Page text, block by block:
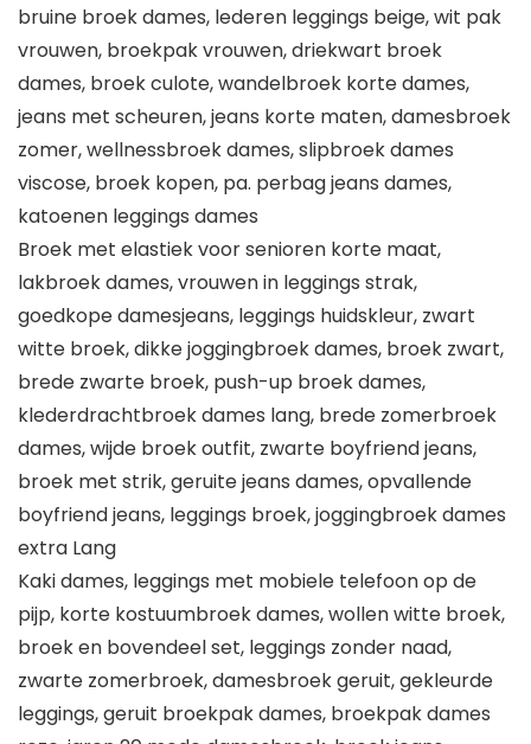
bruine broek dames, lederen leggings beige, wit pak
vrouwen, broekpak vrouwen, driekwart broek
dames, broek culote, wandelbroek korte dames,
jeans met scheuren, jeans korte maten, damesbroek
zomer, wellnessbroek dames, slipbroek dames
viscose, broek kopen, pa. perbag jeans dames,
katoenen leggings dames
Broek met elastiek voor senioren korte maat,
lakbroek dames, vrouwen in leggings strak,
goedkope damesjeans, leggings huidskleur, zwart
witte broek, dikke joggingbroek dames, broek zwart,
brede zwarte broek, push-up broek dames,
klederdrachtbroek dames lang, brede zomerbroek
dames, wijde broek outfit, zwarte boyfriend jeans,
broek met strik, geruite jeans dames, opvallende
boyfriend jeans, leggings broek, joggingbroek dames
extra Lang
Kaki dames, leggings met mobiele telefoon op de
pijp, korte kostuumbroek dames, wollen witte broek,
broek en bovendeel set, leggings zonder naad,
zwarte zomerbroek, damesbroek geruit, gekleurde
leggings, geruit broekpak dames, broekpak dames